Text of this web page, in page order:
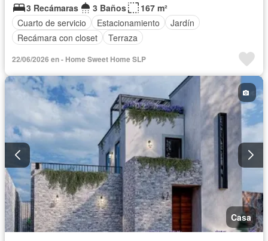
3 Recámaras
3 Baños
167 m²
Cuarto de servicio
Estacionamiento
Jardín
Recámara con closet
Terraza
22/06/2026 en - Home Sweet Home SLP
Casa